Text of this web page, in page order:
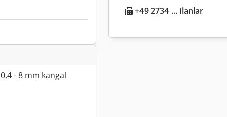
- 8 mm kangal
+49 2734 ... ilanlar